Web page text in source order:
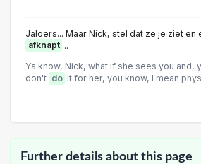
Jaloers... Maar Nick, stel dat ze je ziet en
afknapt ...
Ya know, Nick, what if she sees you and,
don't do it for her, you know, I mean
Further details about this page